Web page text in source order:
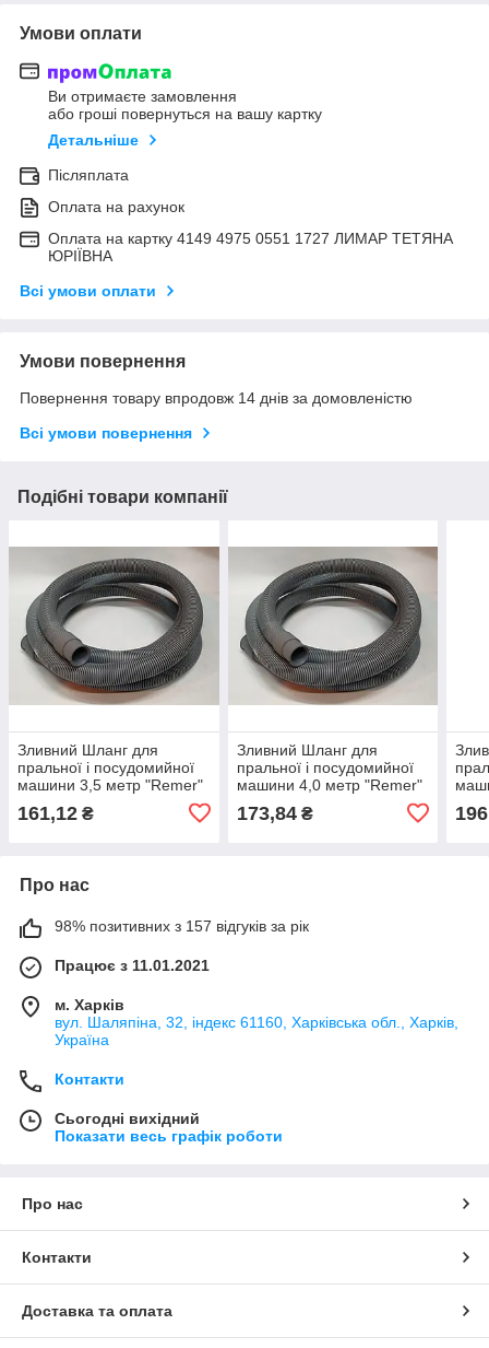
Умови оплати
Ви отримаєте замовлення
або гроші повернуться на вашу картку
Детальніше
Післяплата
Оплата на рахунок
Оплата на картку 4149 4975 0551 1727 ЛИМАР ТЕТЯНА
ЮРІЇВНА
Всі умови оплати
Умови повернення
Повернення товару впродовж 14 днів за домовленістю
Всі умови повернення
Подібні товари компанії
Зливний Шланг для
пральної і посудомийної
машини 3,5 метр "Remer"
161,12 ₴
Зливний Шланг для
пральної і посудомийної
машини 4,0 метр "Remer"
173,84₴
Про нас
98% позитивних з 157 відгуків за рік
Працює з 11.01.2021
м. Харків
вул. Шаляпіна, 32, індекс 61160, Харківська обл., Харків,
Україна
Контакти
Сьогодні вихідний
Показати весь графік роботи
Про нас
Контакти
Доставка та оплата